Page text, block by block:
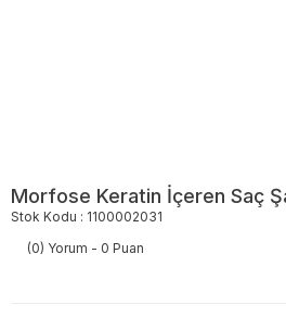
Morfose Keratin İçeren Saç
Stok Kodu : 1100002031
(0) Yorum - 0 Puan